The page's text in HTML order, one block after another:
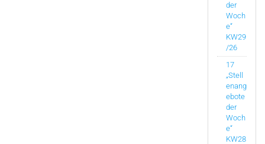
der
Woch
e“
KW29
/26
17
„Stell
enang
ebote
der
Woch
e“
KW28